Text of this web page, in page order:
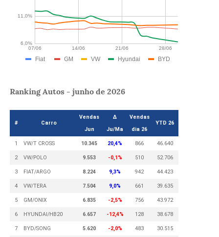
Ranking Autos - junho de 2026
# Carro
Vendas
Jun
Δ
Ju/Ma
Vendas
dia 26
YTD 26
1 VW/T CROSS 10.345 20,4% 866 46.640
2 VW/POLO 9.553 -0,1% 510 52.706
3 FIAT/ARGO 8.224 9,3% 942 44.423
4 VW/TERA 7.504 9,0% 661 39.635
5 GM/ONIX 6.835 -2,5% 756 43.972
6 HYUNDAI/HB20 6.657 -12,4% 128 38.678
7 BYD/SONG 5.620 -2,0% 483 30.515